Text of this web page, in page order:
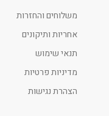
משלוחים והחזרות
אחריות ותיקונים
תנאי שימוש
מדיניות פרטיות
הצהרת נגישות